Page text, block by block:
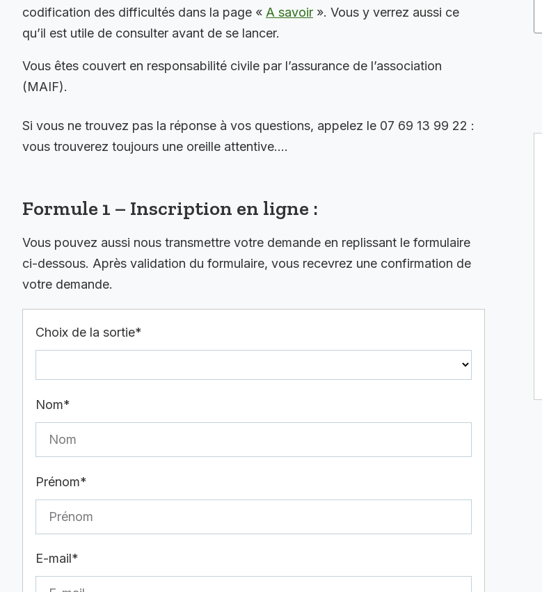
codification des difficultés dans la page « A savoir ». Vous y verrez aussi ce
qu’il est utile de consulter avant de se lancer.
Vous êtes couvert en responsabilité civile par l’assurance de l’association
(MAIF).
Si vous ne trouvez pas la réponse à vos questions, appelez le 07 69 13 99 22 :
vous trouverez toujours une oreille attentive….
Formule 1 – Inscription en ligne :
Vous pouvez aussi nous transmettre votre demande en replissant le formulaire
ci-dessous. Après validation du formulaire, vous recevrez une confirmation de
votre demande.
Choix de la sortie*
Nom*
Prénom*
E-mail*